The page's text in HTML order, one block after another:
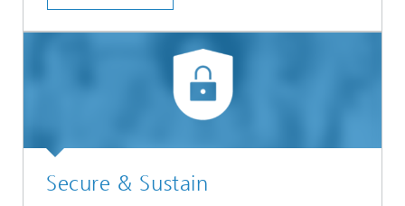
Secure & Sustain